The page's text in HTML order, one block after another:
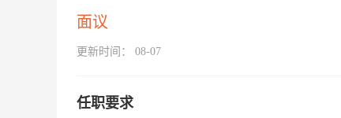
面议
更新时间： 08-07
任职要求